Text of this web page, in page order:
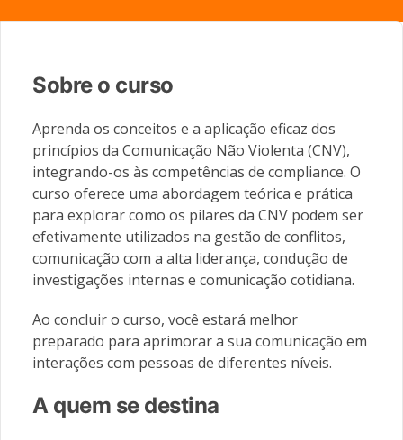
Sobre o curso
Aprenda os conceitos e a aplicação eficaz dos
princípios da Comunicação Não Violenta (CNV),
integrando-os às competências de compliance. O
curso oferece uma abordagem teórica e prática
para explorar como os pilares da CNV podem ser
efetivamente utilizados na gestão de conflitos,
comunicação com a alta liderança, condução de
investigações internas e comunicação cotidiana.
Ao concluir o curso, você estará melhor
preparado para aprimorar a sua comunicação em
interações com pessoas de diferentes níveis.
A quem se destina